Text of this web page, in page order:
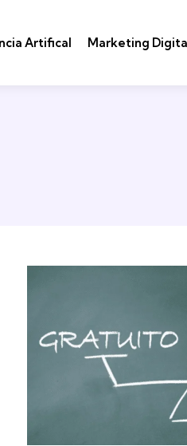
Artifical Marketing